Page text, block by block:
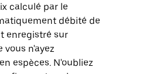
calculé par le
débité de
enregistré sur
vous n'ayez
espèces. N'oubliez